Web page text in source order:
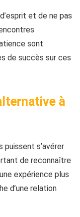
et de ne pas
sont
de succès sur ces
à
s’avérer
de reconnaître
expérience plus
d’une relation